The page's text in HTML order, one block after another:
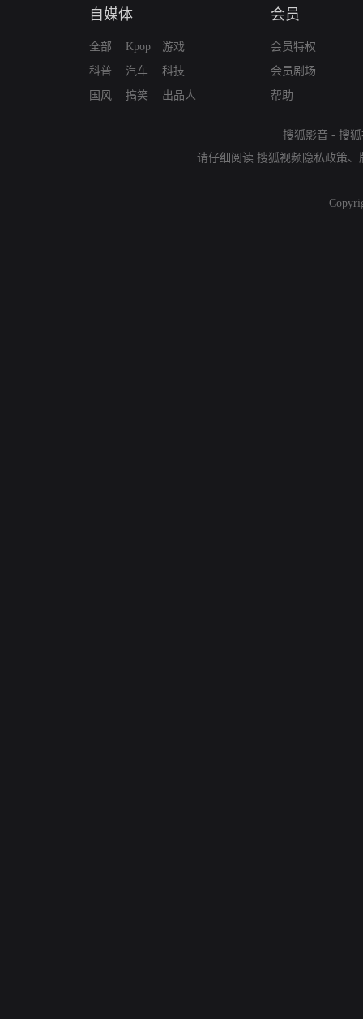
自媒体
全部
科普
国风
Kpop
汽车
搞笑
游戏
科技
出品人
会员
会员特权
会员剧场
帮助
搜狐影音 - 搜
请仔细阅读 搜狐视频隐私政策、